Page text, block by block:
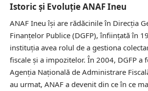
Istoric și Evoluție ANAF Ineu
ANAF Ineu își are rădăcinile în Direcția
Finanțelor Publice (DGFP), înființată în
instituția avea rolul de a gestiona
fiscale și a impozitelor. În 2004, DGFP a
Agenția Națională de Administrare
au urmat, ANAF a devenit din ce în ce